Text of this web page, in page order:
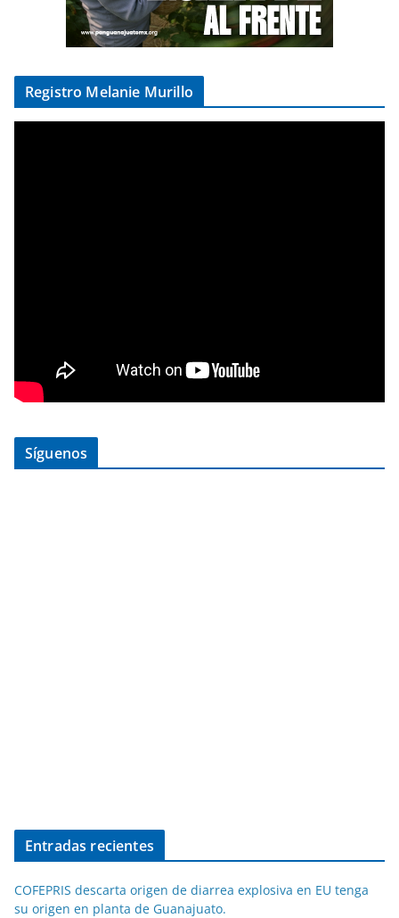
Registro Melanie Murillo
Síguenos
Entradas recientes
COFEPRIS descarta origen de diarrea explosiva en EU tenga
su origen en planta de Guanajuato.